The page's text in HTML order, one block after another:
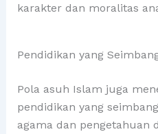
karakter dan moralitas
Pendidikan yang
Pola asuh Islam juga
pendidikan yang
agama dan pengetahuan